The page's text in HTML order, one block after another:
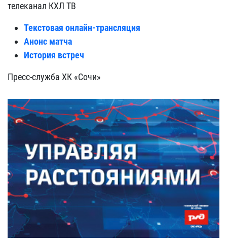
телеканал КХЛ ТВ
Текстовая онлайн-трансляция
Анонс матча
История встреч
Пресс-служба ХК «Сочи»